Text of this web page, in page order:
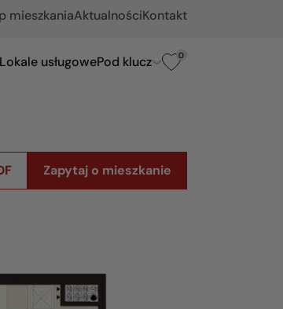
mieszkaniaAktualnościKontakt
Lokale usługowePod klucz 0
Zapytaj o mieszkanie